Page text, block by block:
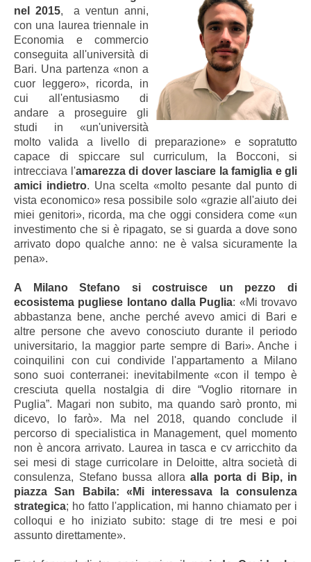
nel 2015, a ventun anni,
con una laurea triennale in
Economia e commercio
conseguita all'università di
Bari. Una partenza «non a
cuor leggero», ricorda, in
cui all'entusiasmo di
andare a proseguire gli
studi in «un'università
molto valida a livello di preparazione» e sopratutto
capace di spiccare sul curriculum, la Bocconi, si
intrecciava l'amarezza di dover lasciare la famiglia e gli
amici indietro. Una scelta «molto pesante dal punto di
vista economico» resa possibile solo «grazie all'aiuto dei
miei genitori», ricorda, ma che oggi considera come «un
investimento che si è ripagato, se si guarda a dove sono
arrivato dopo qualche anno: ne è valsa sicuramente la
pena».
A Milano Stefano si costruisce un pezzo di
ecosistema pugliese lontano dalla Puglia: «Mi trovavo
abbastanza bene, anche perché avevo amici di Bari e
altre persone che avevo conosciuto durante il periodo
universitario, la maggior parte sempre di Bari». Anche i
coinquilini con cui condivide l'appartamento a Milano
sono suoi conterranei: inevitabilmente «con il tempo è
cresciuta quella nostalgia di dire “Voglio ritornare in
Puglia”. Magari non subito, ma quando sarò pronto, mi
dicevo, lo farò». Ma nel 2018, quando conclude il
percorso di specialistica in Management, quel momento
non è ancora arrivato. Laurea in tasca e cv arricchito da
sei mesi di stage curricolare in Deloitte, altra società di
consulenza, Stefano bussa allora alla porta di Bip, in
piazza San Babila: «Mi interessava la consulenza
strategica; ho fatto l'application, mi hanno chiamato per i
colloqui e ho iniziato subito: stage di tre mesi e poi
assunto direttamente».